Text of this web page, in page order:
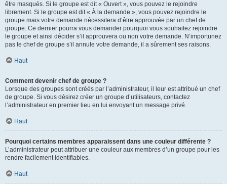
être masqués. Si le groupe est dit « Ouvert », vous pouvez le rejoindre
librement. Si le groupe est dit « À la demande », vous pouvez rejoindre le
groupe mais votre demande nécessitera d’être approuvée par un chef de
groupe. Ce dernier pourra vous demander pourquoi vous souhaitez rejoindre
le groupe et ainsi décider s’il approuvera ou non votre demande. N’importunez
pas le chef de groupe s’il annule votre demande, il a sûrement ses raisons.
Haut
Comment devenir chef de groupe ?
Lorsque des groupes sont créés par l’administrateur, il leur est attribué un chef
de groupe. Si vous désirez créer un groupe d’utilisateurs, contactez
l’administrateur en premier lieu en lui envoyant un message privé.
Haut
Pourquoi certains membres apparaissent dans une couleur différente ?
L’administrateur peut attribuer une couleur aux membres d’un groupe pour les
rendre facilement identifiables.
Haut